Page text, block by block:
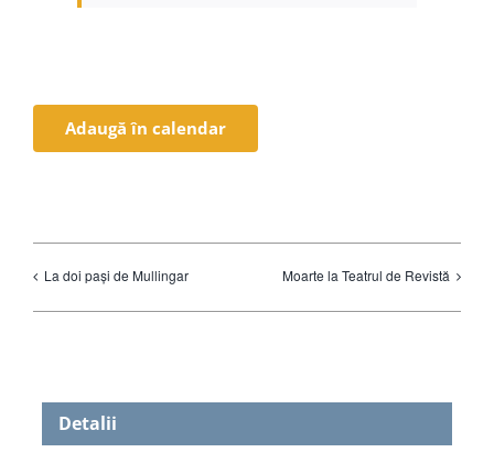
Adaugă în calendar
La doi pași de Mullingar Moarte la Teatrul de Revistă
Detalii